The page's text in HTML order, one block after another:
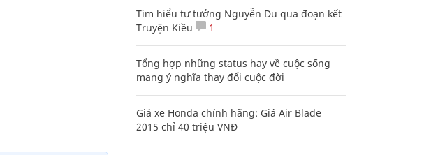
Tìm hiểu tư tưởng Nguyễn Du qua đoạn kết
Truyện Kiều
1
Tổng hợp những status hay về cuộc sống
mang ý nghĩa thay đổi cuộc đời
Giá xe Honda chính hãng: Giá Air Blade
2015 chỉ 40 triệu VNĐ